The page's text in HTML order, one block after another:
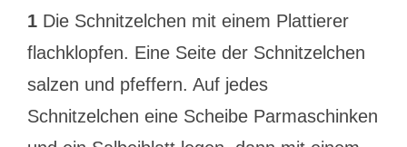
1Die Schnitzelchen mit einem Plattierer
flachklopfen. Eine Seite der Schnitzelchen
salzen und pfeffern. Auf jedes
Schnitzelchen eine Scheibe Parmaschinken